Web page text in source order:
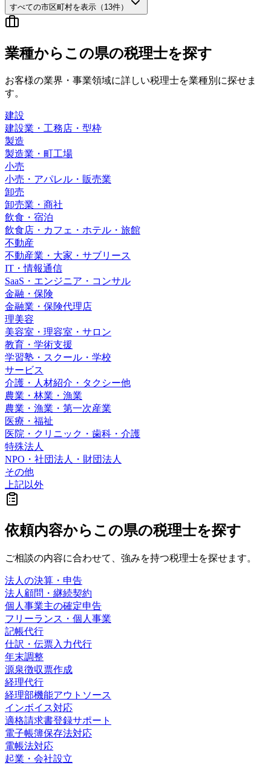
すべての市区町村を表示（ 13件）
業種からこの県の税理士を探す
お客様の業界・事業領域に詳しい税理士を業種別に探せま
す。
建設
建設業・工務店・型枠
製造
製造業・町工場
小売
小売・アパレル・販売業
卸売
卸売業・商社
飲食・宿泊
飲食店・カフェ・ホテル・旅館
不動産
不動産業・大家・サブリース
IT・情報通信
SaaS・エンジニア・コンサル
金融・保険
金融業・保険代理店
理美容
美容室・理容室・サロン
教育・学術支援
学習塾・スクール・学校
サービス
介護・人材紹介・タクシー他
農業・林業・漁業
農業・漁業・第一次産業
医療・福祉
医院・クリニック・歯科・介護
特殊法人
NPO・社団法人・財団法人
その他
上記以外
依頼内容からこの県の税理士を探す
ご相談の内容に合わせて、強みを持つ税理士を探せます。
法人の決算・申告
法人顧問・継続契約
個人事業主の確定申告
フリーランス・個人事業
記帳代行
仕訳・伝票入力代行
年末調整
源泉徴収票作成
経理代行
経理部機能アウトソース
インボイス対応
適格請求書登録サポート
電子帳簿保存法対応
電帳法対応
起業・会社設立